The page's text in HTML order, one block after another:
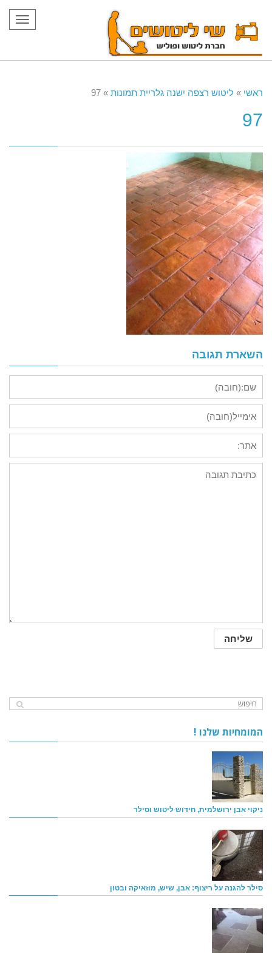
ראשי » ליטוש רצפה ישנה גלריית תמונות »
97
97
השארת תגובה
המומחיות שלנו !
ניקוי אבן ירושלמית, חידוש ליטוש וסילר
סילר להגנה על ריצוף: אבן, שיש, מוזאיקה ובטון